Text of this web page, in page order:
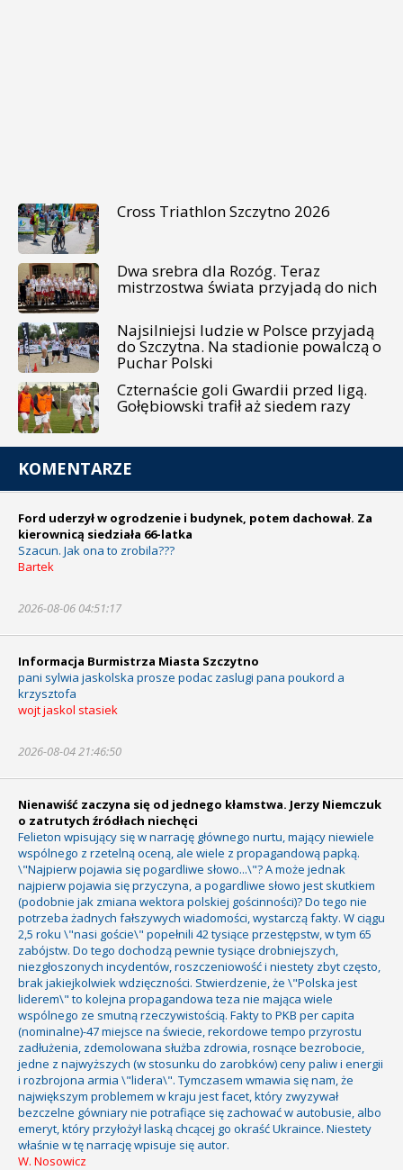
Cross Triathlon Szczytno 2026
Dwa srebra dla Rozóg. Teraz
mistrzostwa świata przyjadą do nich
Najsilniejsi ludzie w Polsce przyjadą
do Szczytna. Na stadionie powalczą o
Puchar Polski
Czternaście goli Gwardii przed ligą.
Gołębiowski trafił aż siedem razy
KOMENTARZE
Ford uderzył w ogrodzenie i budynek, potem dachował. Za
kierownicą siedziała 66-latka
Szacun. Jak ona to zrobila???
Bartek
2026-08-06 04:51:17
Informacja Burmistrza Miasta Szczytno
pani sylwia jaskolska prosze podac zaslugi pana poukord a
krzysztofa
wojt jaskol stasiek
2026-08-04 21:46:50
Nienawiść zaczyna się od jednego kłamstwa. Jerzy Niemczuk
o zatrutych źródłach niechęci
Felieton wpisujący się w narrację głównego nurtu, mający niewiele
wspólnego z rzetelną oceną, ale wiele z propagandową papką.
\"Najpierw pojawia się pogardliwe słowo...\"? A może jednak
najpierw pojawia się przyczyna, a pogardliwe słowo jest skutkiem
(podobnie jak zmiana wektora polskiej gościnności)? Do tego nie
potrzeba żadnych fałszywych wiadomości, wystarczą fakty. W ciągu
2,5 roku \"nasi goście\" popełnili 42 tysiące przestępstw, w tym 65
zabójstw. Do tego dochodzą pewnie tysiące drobniejszych,
niezgłoszonych incydentów, roszczeniowość i niestety zbyt często,
brak jakiejkolwiek wdzięczności. Stwierdzenie, że \"Polska jest
liderem\" to kolejna propagandowa teza nie mająca wiele
wspólnego ze smutną rzeczywistością. Fakty to PKB per capita
(nominalne)-47 miejsce na świecie, rekordowe tempo przyrostu
zadłużenia, zdemolowana służba zdrowia, rosnące bezrobocie,
jedne z najwyższych (w stosunku do zarobków) ceny paliw i energii
i rozbrojona armia \"lidera\". Tymczasem wmawia się nam, że
największym problemem w kraju jest facet, który zwyzywał
bezczelne gówniary nie potrafiące się zachować w autobusie, albo
emeryt, który przyłożył laską chcącej go okraść Ukraince. Niestety
właśnie w tę narrację wpisuje się autor.
W. Nosowicz